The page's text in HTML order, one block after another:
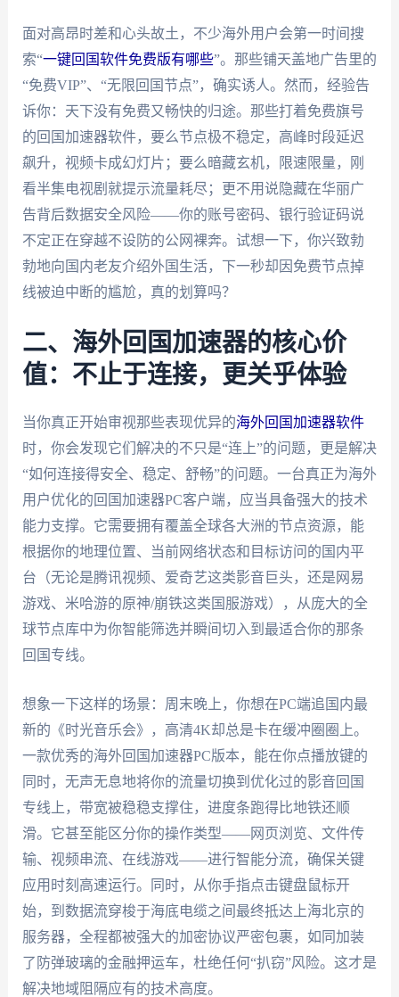
面对高昂时差和心头故土，不少海外用户会第一时间搜
索“一键回国软件免费版有哪些”。那些铺天盖地广告里的
“免费VIP”、“无限回国节点”，确实诱人。然而，经验告
诉你：天下没有免费又畅快的归途。那些打着免费旗号
的回国加速器软件，要么节点极不稳定，高峰时段延迟
飙升，视频卡成幻灯片；要么暗藏玄机，限速限量，刚
看半集电视剧就提示流量耗尽；更不用说隐藏在华丽广
告背后数据安全风险——你的账号密码、银行验证码说
不定正在穿越不设防的公网裸奔。试想一下，你兴致勃
勃地向国内老友介绍外国生活，下一秒却因免费节点掉
线被迫中断的尴尬，真的划算吗？
二、海外回国加速器的核心价
值：不止于连接，更关乎体验
当你真正开始审视那些表现优异的海外回国加速器软件
时，你会发现它们解决的不只是“连上”的问题，更是解决
“如何连接得安全、稳定、舒畅”的问题。一台真正为海外
用户优化的回国加速器PC客户端，应当具备强大的技术
能力支撑。它需要拥有覆盖全球各大洲的节点资源，能
根据你的地理位置、当前网络状态和目标访问的国内平
台（无论是腾讯视频、爱奇艺这类影音巨头，还是网易
游戏、米哈游的原神/崩铁这类国服游戏），从庞大的全
球节点库中为你智能筛选并瞬间切入到最适合你的那条
回国专线。
想象一下这样的场景：周末晚上，你想在PC端追国内最
新的《时光音乐会》，高清4K却总是卡在缓冲圈圈上。
一款优秀的海外回国加速器PC版本，能在你点播放键的
同时，无声无息地将你的流量切换到优化过的影音回国
专线上，带宽被稳稳支撑住，进度条跑得比地铁还顺
滑。它甚至能区分你的操作类型——网页浏览、文件传
输、视频串流、在线游戏——进行智能分流，确保关键
应用时刻高速运行。同时，从你手指点击键盘鼠标开
始，到数据流穿梭于海底电缆之间最终抵达上海北京的
服务器，全程都被强大的加密协议严密包裹，如同加装
了防弹玻璃的金融押运车，杜绝任何“扒窃”风险。这才是
解决地域阻隔应有的技术高度。